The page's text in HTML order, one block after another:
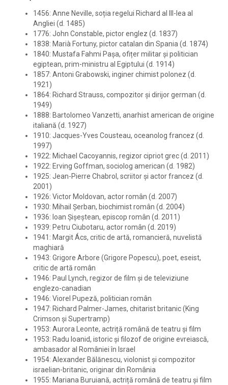
1456: Anne Neville, soția regelui Richard al III-lea al
Angliei (d. 1485)
1776: John Constable, pictor englez (d. 1837)
1838: Marià Fortuny, pictor catalan din Spania (d. 1874)
1840: Mustafa Fahmi Pașa, ofițer militar și politician
egiptean, prim-ministru al Egiptului (d. 1914)
1857: Antoni Grabowski, inginer chimist polonez (d.
1921)
1864: Richard Strauss, compozitor și dirijor german (d.
1949)
1888: Bartolomeo Vanzetti, anarhist american de origine
italiană (d. 1927)
1910: Jacques-Yves Cousteau, oceanolog francez (d.
1997)
1922: Michael Cacoyannis, regizor cipriot grec (d. 2011)
1922: Erving Goffman, sociolog american (d. 1982)
1925: Jean-Pierre Chabrol, scriitor și actor francez (d.
2001)
1926: Victor Moldovan, actor român (d. 2007)
1930: Mihail Șerban, biochimist român (d. 2004)
1936: Ioan Șișeștean, episcop român (d. 2011)
1939: Petru Ciubotaru, actor român (d. 2019)
1941: Margit Ács, critic de artă, romancieră, nuvelistă
maghiară
1943: Grigore Arbore (Grigore Popescu), poet, eseist,
critic de artă român
1946: Paul Lynch, regizor de film și de televiziune
englezo-canadian
1946: Viorel Pupeză, politician român
1947: Richard Palmer-James, chitarist britanic (King
Crimson și Supertramp)
1953: Aurora Leonte, actriță română de teatru și film
1953: Radu Ioanid, istoric și filozof de origine evreiască,
ambasador al României în Israel
1954: Alexander Bălănescu, violonist și compozitor
israelian-britanic, originar din România
1955: Mariana Buruiană, actriță română de teatru și film